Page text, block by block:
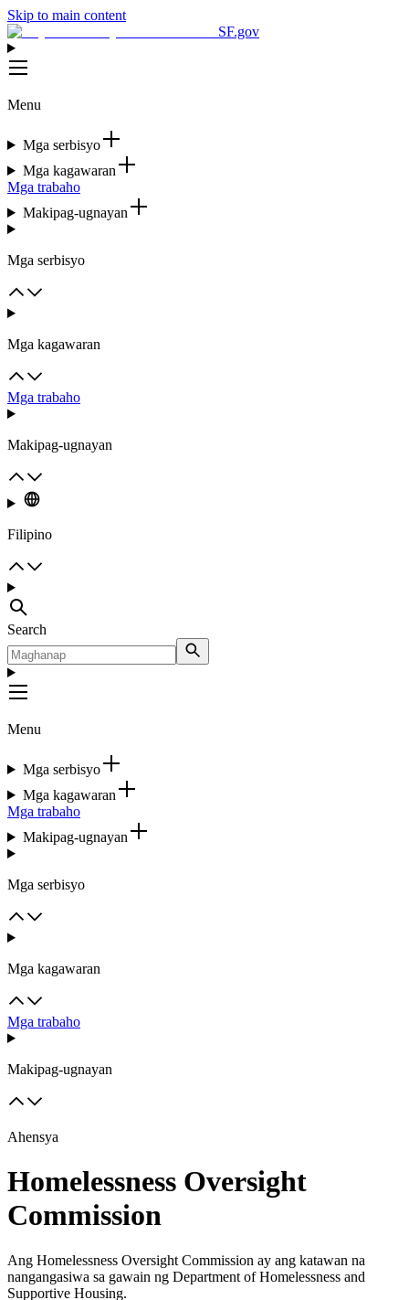
Skip to main content
SF.gov
Menu
Mga serbisyo
Mga kagawaran
Mga trabaho
Makipag-ugnayan
Mga serbisyo
Mga kagawaran
Mga trabaho
Makipag-ugnayan
Filipino
Search
Menu
Mga serbisyo
Mga kagawaran
Mga trabaho
Makipag-ugnayan
Mga serbisyo
Mga kagawaran
Mga trabaho
Makipag-ugnayan
Ahensya
Homelessness Oversight
Commission
Ang Homelessness Oversight Commission ay ang katawan na
nangangasiwa sa gawain ng Department of Homelessness and
Supportive Housing.